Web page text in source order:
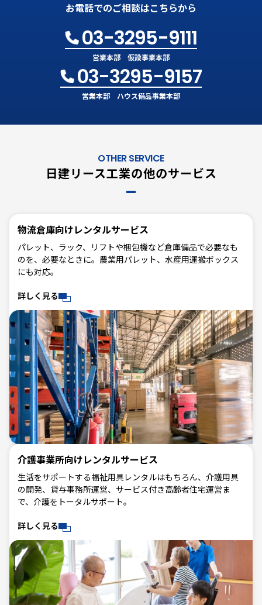
お電話でのご相談はこちらから
03-3295-9111
営業本部 仮設事業本部
03-3295-9157
営業本部 ハウス備品事業本部
OTHER SERVICE
日建リース工業の他のサービス
物流倉庫向けレンタルサービス
パレット、ラック、リフトや梱包機など倉庫備品で必要なも
のを、必要なときに。農業用パレット、水産用運搬ボックス
にも対応。
詳しく見る
介護事業所向けレンタルサービス
生活をサポートする福祉用具レンタルはもちろん、介護用具
の開発、貸与事務所運営、サービス付き高齢者住宅運営ま
で、介護をトータルサポート。
詳しく見る